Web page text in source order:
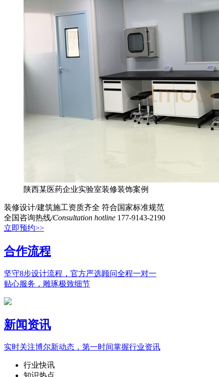
陕西某医药企业实验室装修装饰案例
装修设计/建筑施工资质齐全 符合国家标准规范
全国咨询热线/Consultation hotline 177-9143-2190
立即预约>>
合作流程
坚守8步设计流程，官方严选顾问全程一对一
贴心服务，雕琢极致细节
新闻资讯
实时关注博尔新动态，第一时间掌握行业资讯
行业快讯
知识热点